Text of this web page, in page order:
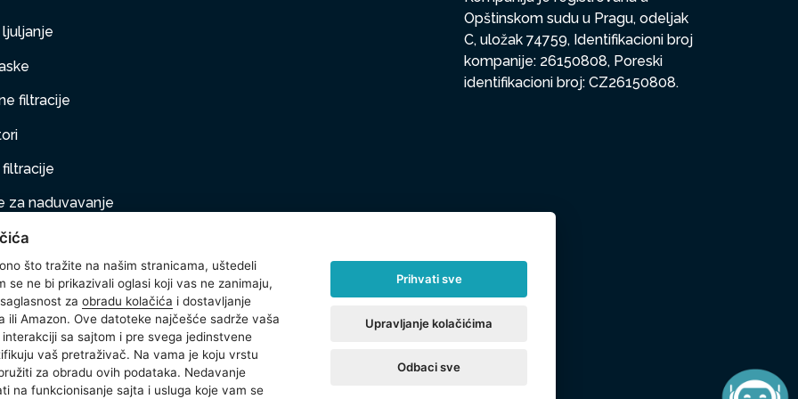
filtracije
filtracije
za naduvavanje
na naduvavanje
oprema
Opštinskom sudu u Pragu, odeljak
C, uložak 74759, Identifikacioni broj
kompanije: 26150808, Poreski
identifikacioni broj: CZ26150808.
što tražite na našim stranicama, uštedeli
se ne bi prikazivali oglasi koji vas ne zanimaju,
za obradu kolačića i dostavljanje
ili Amazon. Ove datoteke najčešće sadrže vaša
sa sajtom i pre svega jedinstvene
vaš pretraživač. Na vama je koju vrstu
za obradu ovih podataka. Nedavanje
na funkcionisanje sajta i usluga koje vam se
Prihvati sve
Upravljanje kolačićima
Odbaci sve